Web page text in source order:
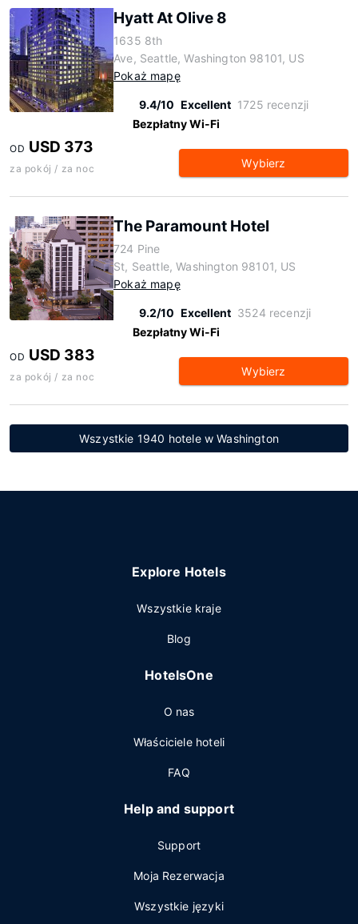
Hyatt At Olive 8
1635 8th
Ave, Seattle, Washington 98101, US
Pokaż mapę
9.4/10 Excellent 1725 recenzji
Bezpłatny Wi-Fi
OD USD 373
za pokój / za noc Wybierz
The Paramount Hotel
724 Pine
St, Seattle, Washington 98101, US
Pokaż mapę
9.2/10 Excellent 3524 recenzji
Bezpłatny Wi-Fi
OD USD 383
za pokój / za noc Wybierz
Wszystkie 1940 hotele w Washington
Explore Hotels
Wszystkie kraje
Blog
HotelsOne
O nas
Właściciele hoteli
FAQ
Help and support
Support
Moja Rezerwacja
Wszystkie języki